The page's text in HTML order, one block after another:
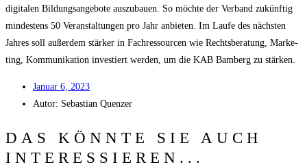
digi­ta­len Bil­dungs­an­ge­bo­te aus­zu­bau­en. So möch­te der Ver­band zukünf­tig
min­des­tens 50 Ver­an­stal­tun­gen pro Jahr anbie­ten. Im Lau­fe des nächs­ten
Jah­res soll außer­dem stär­ker in Fach­res­sour­cen wie Rechts­be­ra­tung, Mar­ke­
ting, Kom­mu­ni­ka­ti­on inves­tiert wer­den, um die KAB Bam­berg zu stärken.
Janu­ar 6, 2023
Autor: Sebas­ti­an Quenzer
DAS KÖNNTE SIE AUCH
INTERESSIEREN...